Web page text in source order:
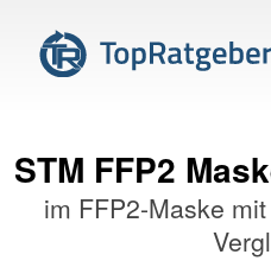
STM FFP2
im FFP2-Maske